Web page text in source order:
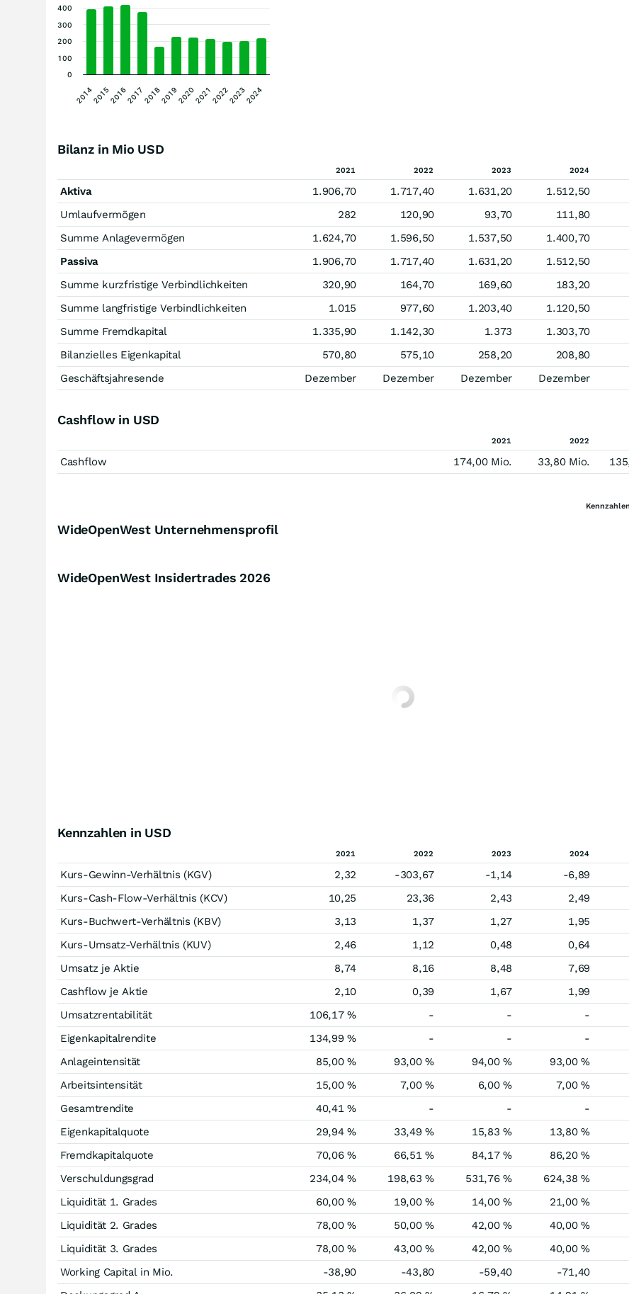
2014 2016 2018 2020 2022 2024
2015 2017 2019 2021 2023
0
100
200
300
400
Bilanz in Mio USD
2021 2022 2023 2024
Aktiva 1.906,70 1.717,40 1.631,20 1.512,50
Umlaufvermögen
282 120,90 93,70 111,80
Summe Anlagevermögen
1.624,70 1.596,50 1.537,50 1.400,70
Passiva
1.906,70 1.717,40 1.631,20 1.512,50
Summe kurzfristige Verbindlichkeiten
320,90 164,70 169,60 183,20
Summe langfristige Verbindlichkeiten
1.015 977,60 1.203,40 1.120,50
Summe Fremdkapital
1.335,90 1.142,30 1.373 1.303,70
Bilanzielles Eigenkapital
570,80 575,10 258,20 208,80
Geschäftsjahresende
Dezember Dezember Dezember Dezember
Cashflow in USD
2021 2022
Cashflow 174,00 Mio. 33,80 Mio.
WideOpenWest Unternehmensprofil
WideOpenWest Insidertrades 2026
Kennzahlen in USD
2021 2022 2023 2024
Kurs-Gewinn-Verhältnis (KGV) 2,32 -303,67 -1,14 -6,89
Kurs-Cash-Flow-Verhältnis (KCV)
10,25 23,36 2,43
2,49
Kurs-Buchwert-Verhältnis (KBV)
3,13 1,37 1,27
1,95
Kurs-Umsatz-Verhältnis (KUV)
2,46 1,12 0,48
0,64
Umsatz je Aktie
8,74 8,16 8,48
7,69
Cashflow je Aktie
2,10 0,39 1,67
1,99
Umsatzrentabilität
106,17 % - -
-
Eigenkapitalrendite
134,99 % - -
-
Anlageintensität
85,00 % 93,00 % 94,00 %
93,00 %
Arbeitsintensität
15,00 % 7,00 % 6,00 %
7,00 %
Gesamtrendite
40,41 % - -
-
Eigenkapitalquote
29,94 % 33,49 % 15,83 %
13,80 %
Fremdkapitalquote
70,06 % 66,51 % 84,17 %
86,20 %
Verschuldungsgrad
234,04 % 198,63 % 531,76 %
624,38 %
Liquidität 1. Grades
60,00 % 19,00 % 14,00 %
21,00 %
Liquidität 2. Grades
78,00 % 50,00 % 42,00 %
40,00 %
Liquidität 3. Grades
78,00 % 43,00 % 42,00 %
40,00 %
Working Capital in Mio.
-38,90 -43,80 -59,40
-71,40